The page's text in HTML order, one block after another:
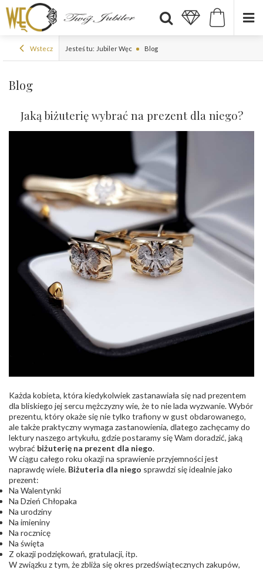
Wstecz Jesteś tu: Jubiler Węc Blog
Blog
Jaką biżuterię wybrać na prezent dla niego?
Każda kobieta, która kiedykolwiek zastanawiała się nad prezentem
dla bliskiego jej sercu mężczyzny wie, że to nie lada wyzwanie. Wybór
prezentu, który okaże się nie tylko trafiony w gust obdarowanego,
ale także praktyczny wymaga zastanowienia, dlatego zachęcamy do
lektury naszego artykułu, gdzie postaramy się Wam doradzić, jaką
wybrać biżuterię na prezent dla niego.
W ciągu całego roku okazji na sprawienie przyjemności jest
naprawdę wiele. Biżuteria dla niego sprawdzi się idealnie jako
prezent:
Na Walentynki
Na Dzień Chłopaka
Na urodziny
Na imieniny
Na rocznicę
Na święta
Z okazji podziękowań, gratulacji, itp.
W związku z tym, że zbliża się okres przedświątecznych zakupów,